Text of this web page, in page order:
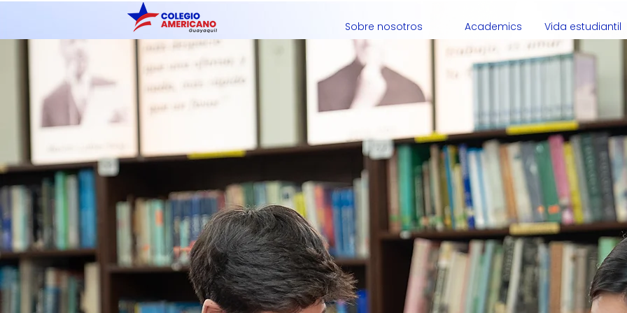
Sobre nosotros Academics Vida estudiantil